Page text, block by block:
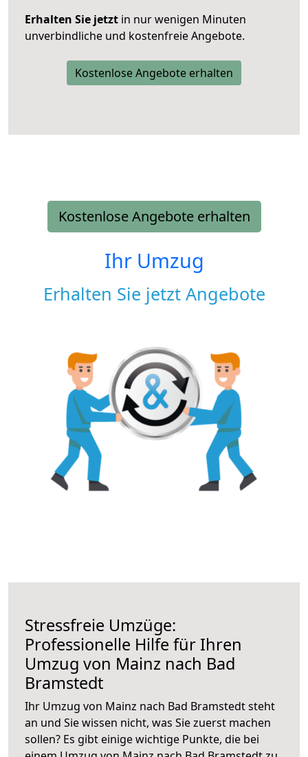
Erhalten Sie jetzt in nur wenigen Minuten
unverbindliche und kostenfreie Angebote.
Kostenlose Angebote erhalten
Kostenlose Angebote erhalten
Ihr Umzug
Erhalten Sie jetzt Angebote
Stressfreie Umzüge:
Professionelle Hilfe für Ihren
Umzug von Mainz nach Bad
Bramstedt
Ihr Umzug von Mainz nach Bad Bramstedt steht
an und Sie wissen nicht, was Sie zuerst machen
sollen? Es gibt einige wichtige Punkte, die bei